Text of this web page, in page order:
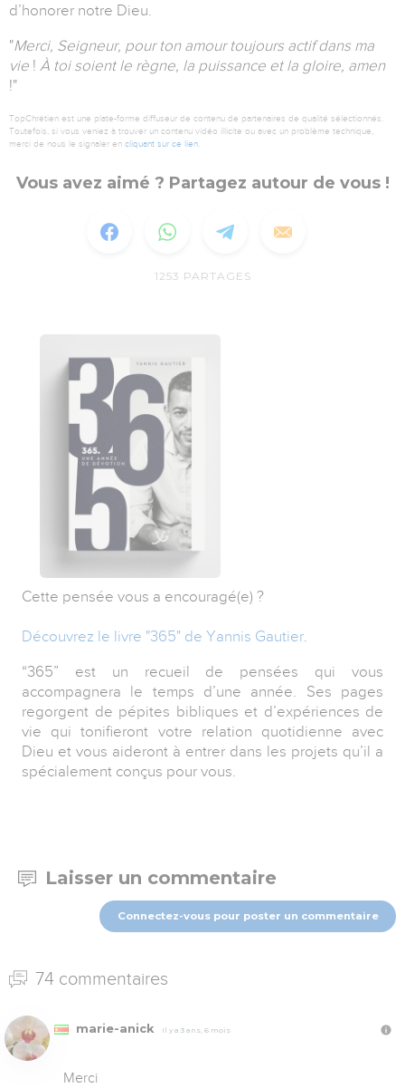
d’honorer notre Dieu.
"Merci, Seigneur, pour ton amour toujours actif dans ma
vie ! À toi soient le règne, la puissance et la gloire, amen
!"
TopChrétien est une plate-forme diffuseur de contenu de partenaires de qualité sélectionnés.
Toutefois, si vous veniez à trouver un contenu vidéo illicite ou avec un problème technique,
merci de nous le signaler en cliquant sur ce lien.
Vous avez aimé ? Partagez autour de vous !
1253 PARTAGES
Cette pensée vous a encouragé(e) ?
Découvrez le livre "365" de Yannis Gautier
“365” est un recueil de pensées qui vous
accompagnera le temps d’une année. Ses pages
regorgent de pépites bibliques et d’expériences de
vie qui tonifieront votre relation quotidienne avec
Dieu et vous aideront à entrer dans les projets qu’il a
spécialement conçus pour vous.
Laisser un commentaire
Connectez-vous pour poster un commentaire
74 commentaires
marie-anick Il y a 3 ans, 6 mois
Merci